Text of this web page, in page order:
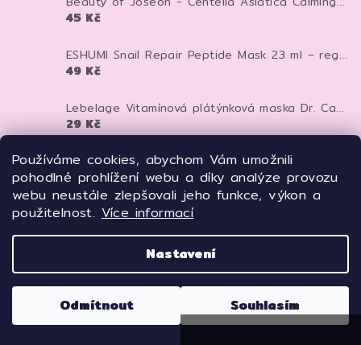
Používáme cookies, abychom Vám umožnili
pohodlné prohlížení webu a díky analýze provozu
webu neustále zlepšovali jeho funkce, výkon a
použitelnost.Více informací
Nastavení
Odmítnout Souhlasím
45 Kč
ESHUMI Snail Repair Peptide Mask 23 ml – regenerační plátýnková maska se šnečím mucinem a peptidy pro hydrataci a pevnější pleť
49 Kč
Lebelage Vitamínová plátýnková maska Dr. Capsule Vitamin Mask Pack 25 ml
29 Kč
769 Kč
Meditime Batoxin Derma Lift Up Serum 50 ml – liftingové botox-like sérum pro pevnější a vyhlazenou pleť
669 Kč